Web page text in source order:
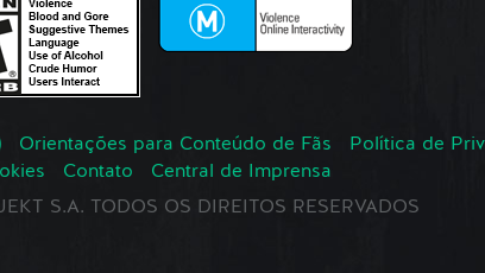
Orientações para Conteúdo de Fãs
Política de
Contato
Central de Imprensa
S.A. TODOS OS DIREITOS RESERVADOS